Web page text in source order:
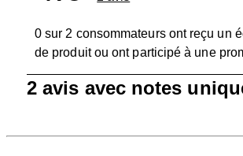
0 sur 2 consommateurs ont reçu un
de produit ou ont participé à une
sur
2 avis avec notes